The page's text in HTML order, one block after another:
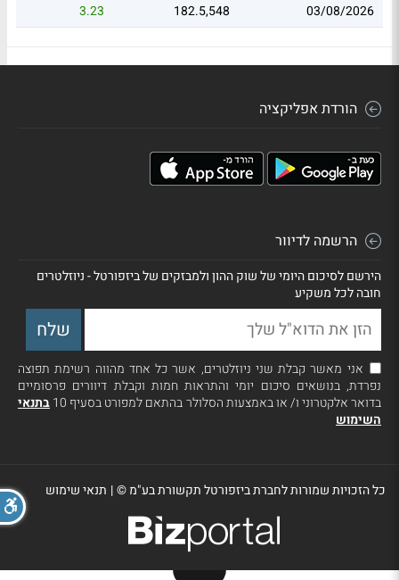
03/08/2026
182.5,548
3.23
הורדת אפליקציה
הרשמה לדיוור
הירשם לסיכום היומי של שוק ההון ולמבזקים של ביזפורטל - ניוזלטרים
חובה לכל משקיע
אני מאשר קבלת שני ניוזלטרים, אשר כל אחד מהווה רשימת תפוצה
נפרדת, בנושאים סיכום יומי והתראות חמות וקבלת דיוורים פרסומיים
בדואר אלקטרוני ו/ או באמצעות הסלולר בהתאם למפורט בסעיף 10
בתנאי
השימוש
כל הזכויות שמורות לחברת ביזפורטל תקשורת בע"מ ©| תנאי שימוש